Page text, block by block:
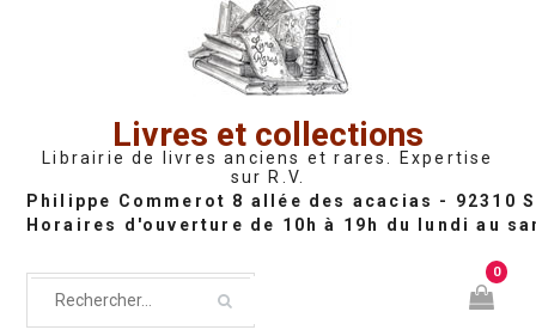
Livres et collections
Librairie de livres anciens et rares. Expertise
sur R.V.
0